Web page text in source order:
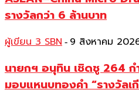
รางวัลกว่า 6 ล้านบาท
ผู้เขียน 3 SBN - 9 สิงหาคม
นายกฯ อนุทิน เชิดชู 264
มอบแหนบทองคำ “รางวัลเ